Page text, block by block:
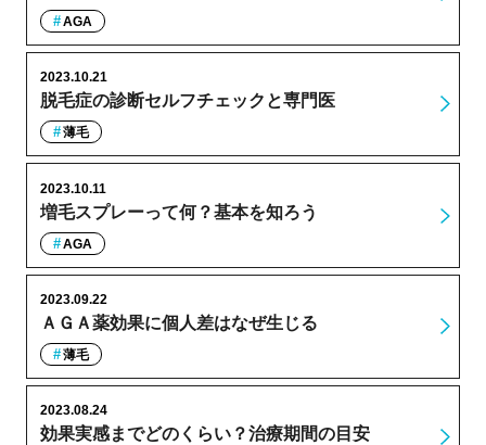
AGA
脱毛症の診断セルフチェックと専門医
2023.10.21
薄毛
増毛スプレーって何？基本を知ろう
2023.10.11
AGA
ＡＧＡ薬効果に個人差はなぜ生じる
2023.09.22
薄毛
効果実感までどのくらい？治療期間の目安
2023.08.24